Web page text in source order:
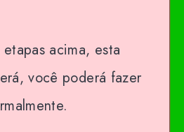
acima, esta
você poderá fazer